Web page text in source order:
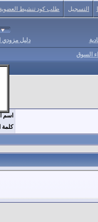
التسجيل طلب كود تنشيط العضوية
دليل مزودي
السوق
اسم
كلمة